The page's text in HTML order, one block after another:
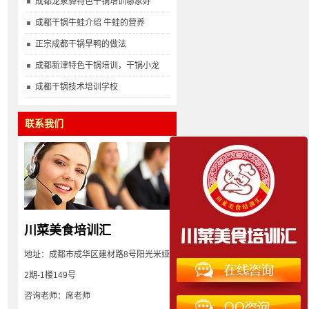
成都干锅牛蛙介绍 牛蛙的营养
正宗成都干锅旱鸭的做法
成都新津特色干锅培训，干锅小龙
成都干锅技术培训学校
联系我们
川菜美食培训汇
地址：成都市成华区建材路8号阳光米娅
2期-1楼149号
咨询老师：席老师